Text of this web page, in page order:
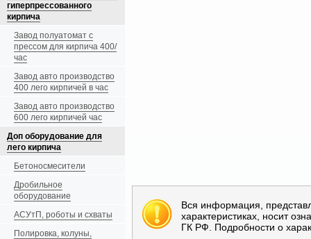
гиперпрессованного
кирпича
Завод полуатомат с
прессом для кирпича 400/
час
Завод авто производство
400 лего кирпичей в час
Завод авто производство
600 лего кирпичей час
Доп оборудование для
лего кирпича
Бетоносмесители
Дробильное
оборудование
АСУтП, роботы и схваты
Полировка, колуны,
Вся информация,
характеристиках, носит
ГК РФ. Подробности о